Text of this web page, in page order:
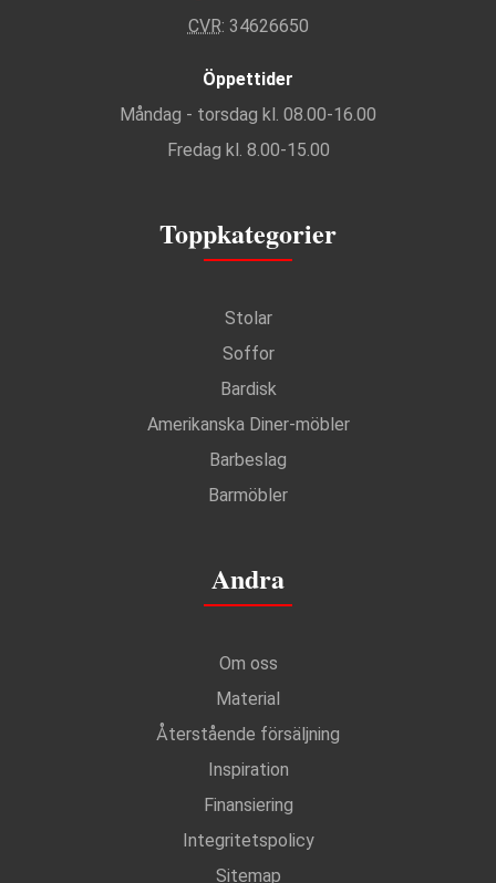
CVR: 34626650
Öppettider
Måndag - torsdag kl. 08.00-16.00
Fredag kl. 8.00-15.00
Toppkategorier
Stolar
Soffor
Bardisk
Amerikanska Diner-möbler
Barbeslag
Barmöbler
Andra
Om oss
Material
Återstående försäljning
Inspiration
Finansiering
Integritetspolicy
Sitemap